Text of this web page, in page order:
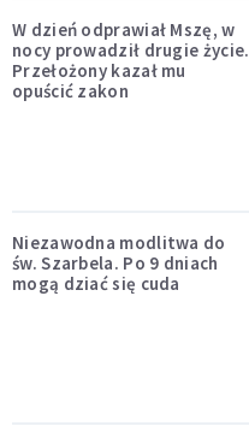
W dzień odprawiał Mszę, w
nocy prowadził drugie życie.
Przełożony kazał mu
opuścić zakon
Niezawodna modlitwa do
św. Szarbela. Po 9 dniach
mogą dziać się cuda